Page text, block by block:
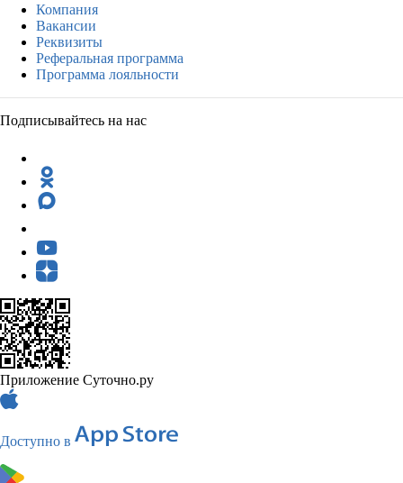
Компания
Вакансии
Реквизиты
Реферальная программа
Программа лояльности
Подписывайтесь на нас
Приложение Суточно.ру
Доступно в